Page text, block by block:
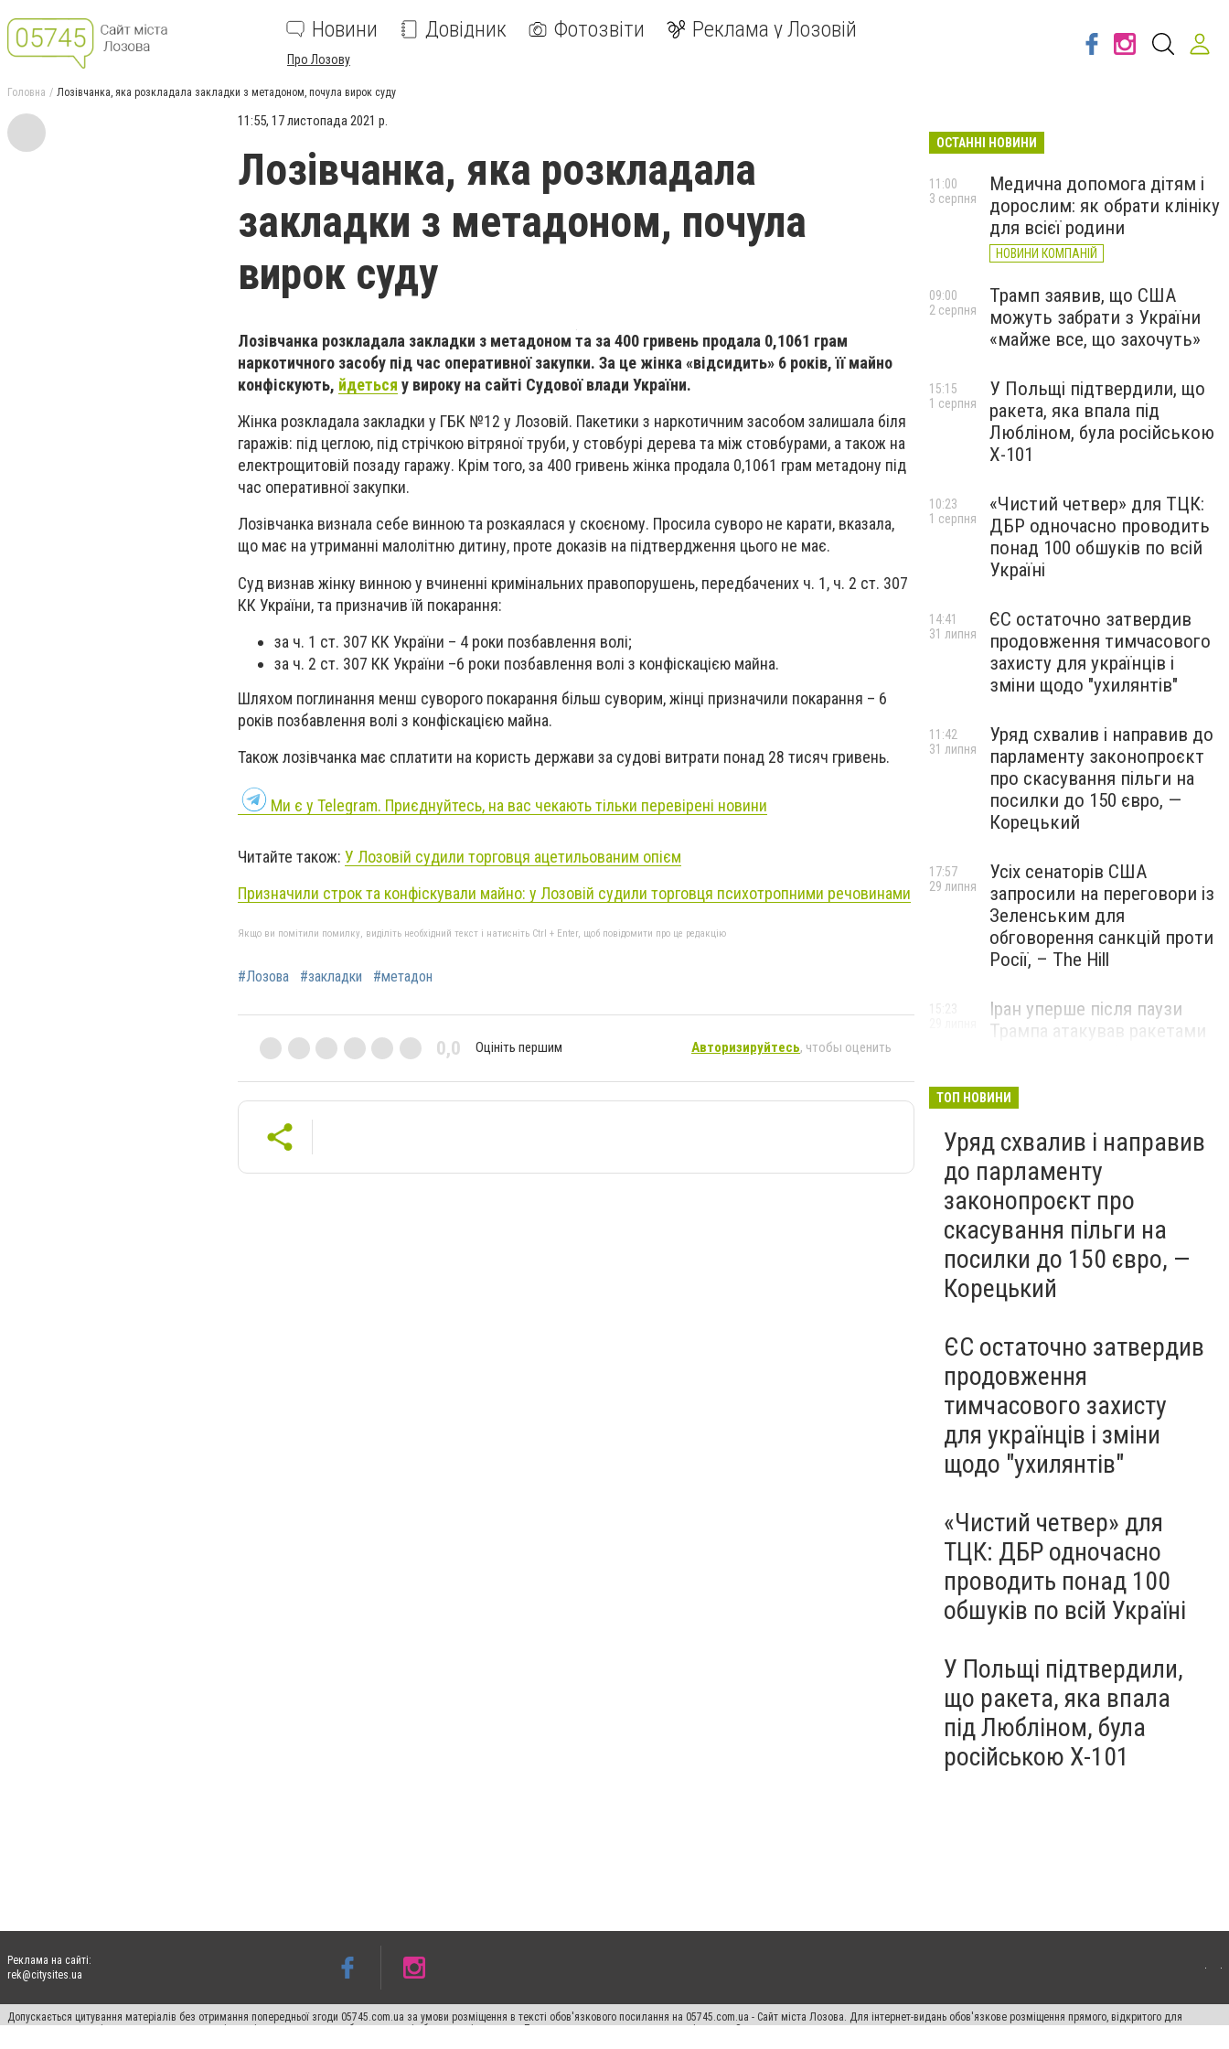
Новини Довідник Фотозвіти Реклама у Лозовій
Про Лозову
Головна Лозівчанка, яка розкладала закладки з метадоном, почула вирок суду
11:55, 17 листопада 2021 р.
Лозівчанка, яка розкладала
закладки з метадоном, почула
вирок суду
Лозівчанка розкладала закладки з метадоном та за 400 гривень продала 0,1061 грам
наркотичного засобу під час оперативної закупки. За це жінка «відсидить» 6 років, її майно
конфіскують, йдеться у вироку на сайті Судової влади України.
Жінка розкладала закладки у ГБК №12 у Лозовій. Пакетики з наркотичним засобом залишала біля
гаражів: під цеглою, під стрічкою вітряної труби, у стовбурі дерева та між стовбурами, а також на
електрощитовій позаду гаражу. Крім того, за 400 гривень жінка продала 0,1061 грам метадону під
час оперативної закупки.
Лозівчанка визнала себе винною та розкаялася у скоєному. Просила суворо не карати, вказала,
що має на утриманні малолітню дитину, проте доказів на підтвердження цього не має.
Суд визнав жінку винною у вчиненні кримінальних правопорушень, передбачених ч. 1, ч. 2 ст. 307
КК України, та призначив їй покарання:
за ч. 1 ст. 307 КК України – 4 роки позбавлення волі;
за ч. 2 ст. 307 КК України –6 роки позбавлення волі з конфіскацією майна.
Шляхом поглинання менш суворого покарання більш суворим, жінці призначили покарання – 6
років позбавлення волі з конфіскацією майна.
Також лозівчанка має сплатити на користь держави за судові витрати понад 28 тисяч гривень.
Ми є у Telegram. Приєднуйтесь, на вас чекають тільки перевірені новини
Читайте також: У Лозовій судили торговця ацетильованим опієм
Призначили строк та конфіскували майно: у Лозовій судили торговця психотропними речовинами
Якщо ви помітили помилку, виділіть необхідний текст і натисніть Ctrl + Enter, щоб повідомити про це редакцію
#Лозова #закладки #метадон
0,0 Оцініть першим Авторизируйтесь, чтобы оценить
ОСТАННІ НОВИНИ
Медична допомога дітям і
дорослим: як обрати клініку
для всієї родини
НОВИНИ КОМПАНІЙ
11:00
3 серпня
Трамп заявив, що США
можуть забрати з України
«майже все, що захочуть»
09:00
2 серпня
У Польщі підтвердили, що
ракета, яка впала під
Любліном, була російською
Х-101
15:15
1 серпня
«Чистий четвер» для ТЦК:
ДБР одночасно проводить
понад 100 обшуків по всій
Україні
10:23
1 серпня
ЄС остаточно затвердив
продовження тимчасового
захисту для українців і
зміни щодо "ухилянтів"
14:41
31 липня
Уряд схвалив і направив до
парламенту законопроєкт
про скасування пільги на
посилки до 150 євро, —
Корецький
11:42
31 липня
Усіх сенаторів США
запросили на переговори із
Зеленським для
обговорення санкцій проти
Росії, – The Hill
17:57
29 липня
Іран уперше після паузи
Трампа атакував ракетами
15:23
ТОП НОВИНИ
Уряд схвалив і направив
до парламенту
законопроєкт про
скасування пільги на
посилки до 150 євро, —
Корецький
ЄС остаточно затвердив
продовження
тимчасового захисту
для українців і зміни
щодо "ухилянтів"
«Чистий четвер» для
ТЦК: ДБР одночасно
проводить понад 100
обшуків по всій Україні
У Польщі підтвердили,
що ракета, яка впала
під Любліном, була
російською Х-101
Реклама на сайті:
rek@citysites.ua
Допускається цитування матеріалів без отримання попередньої згоди 05745.com.ua за умови розміщення в тексті обов'язкового посилання на 05745.com.ua - Сайт міста Лозова. Для інтернет-видань обов'язкове розміщення прямого, відкритого для
пошукових систем гіперпосилання на цитовані статті не нижче другого абзацу в тексті або в якості джерела. Порушення виняткових прав переслідується Законом.